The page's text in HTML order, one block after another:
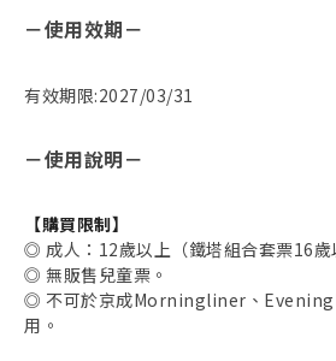
－使用效期－
有效期限:2027/03/31
－使用說明－
【購買限制】
◎ 成人：12歲以上（鐵塔組合套票16歲
◎ 無販售兒童票。
◎ 不可於京成Morningliner、
用。